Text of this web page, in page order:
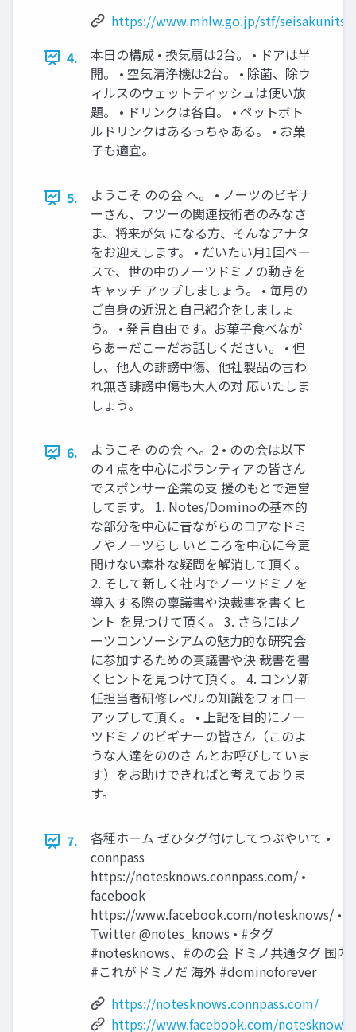
https://www.mhlw.go.jp/stf/
4.
本日の構成 • 換気扇は2台。 • ドアは半
開。 • 空気清浄機は2台。 • 除菌、除ウ
ィルスのウェットティッシュは使い放
題。 • ドリンクは各自。 • ペットボト
ルドリンクはあるっちゃある。 • お菓
子も適宜。
5.
ようこそ のの会 へ。 • ノーツのビギナ
ーさん、フツーの関連技術者のみなさ
ま、将来が気 になる方、そんなアナタ
をお迎えします。 • だいたい月1回ペー
スで、世の中のノーツドミノの動きを
キャッチ アップしましょう。 • 毎月の
ご自身の近況と自己紹介をしましょ
う。 • 発言自由です。お菓子食べなが
らあーだこーだお話しください。 • 但
し、他人の誹謗中傷、他社製品の言わ
れ無き誹謗中傷も大人の対 応いたしま
しょう。
6.
ようこそ のの会 へ。2 • のの会は以下
の４点を中心にボランティアの皆さん
でスポンサー企業の支 援のもとで運営
してます。 1. Notes/Dominoの基本的
な部分を中心に昔ながらのコアなドミ
ノやノーツらし いところを中心に今更
聞けない素朴な疑問を解消して頂く。
2. そして新しく社内でノーツドミノを
導入する際の稟議書や決裁書を書くヒ
ント を見つけて頂く。 3. さらにはノ
ーツコンソーシアムの魅力的な研究会
に参加するための稟議書や決 裁書を書
くヒントを見つけて頂く。 4. コンソ新
任担当者研修レベルの知識をフォロー
アップして頂く。 • 上記を目的にノー
ツドミノのビギナーの皆さん（このよ
うな人達をののさ んとお呼びしていま
す）をお助けできればと考えておりま
す。
7.
各種ホーム ぜひタグ付けしてつぶやいて •
connpass
https://notesknows.connpass.com/ •
facebook
https://www.facebook.com/notesknows/ •
Twitter @notes_knows • #タグ
#notesknows、#のの会 ドミノ共通タグ 国内
#これがドミノだ 海外 #dominoforever
https://notesknows.connpass.com/
https://www.facebook.com/notesknows/